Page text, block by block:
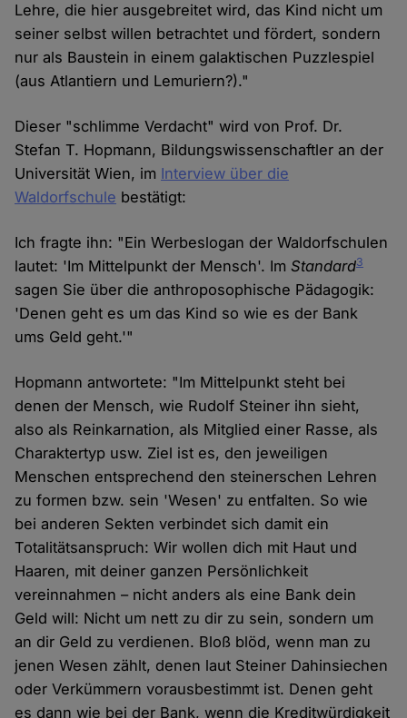
Lehre, die hier ausgebreitet wird, das Kind nicht um
seiner selbst willen betrachtet und fördert, sondern
nur als Baustein in einem galaktischen Puzzlespiel
(aus Atlantiern und Lemuriern?)."
Dieser "schlimme Verdacht" wird von Prof. Dr.
Stefan T. Hopmann, Bildungswissenschaftler an der
Universität Wien, im Interview über die
Waldorfschule bestätigt:
Ich fragte ihn: "Ein Werbeslogan der Waldorfschulen
lautet: 'Im Mittelpunkt der Mensch'. ImStandard3
sagen Sie über die anthroposophische Pädagogik:
'Denen geht es um das Kind so wie es der Bank
ums Geld geht.'"
Hopmann antwortete: "Im Mittelpunkt steht bei
denen der Mensch, wie Rudolf Steiner ihn sieht,
also als Reinkarnation, als Mitglied einer Rasse, als
Charaktertyp usw. Ziel ist es, den jeweiligen
Menschen entsprechend den steinerschen Lehren
zu formen bzw. sein 'Wesen' zu entfalten. So wie
bei anderen Sekten verbindet sich damit ein
Totalitätsanspruch: Wir wollen dich mit Haut und
Haaren, mit deiner ganzen Persönlichkeit
vereinnahmen – nicht anders als eine Bank dein
Geld will: Nicht um nett zu dir zu sein, sondern um
an dir Geld zu verdienen. Bloß blöd, wenn man zu
jenen Wesen zählt, denen laut Steiner Dahinsiechen
oder Verkümmern vorausbestimmt ist. Denen geht
es dann wie bei der Bank, wenn die Kreditwürdigkeit